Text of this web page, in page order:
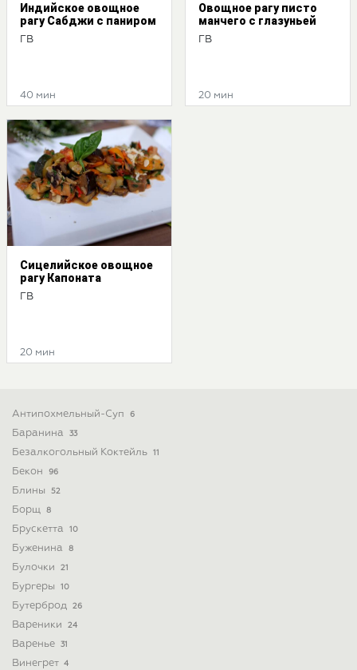
Индийское овощное
рагу Сабджи с паниром
ГВ
40 мин
Овощное рагу писто
манчего с глазуньей
ГВ
20 мин
Сицелийское овощное
рагу Капоната
ГВ
20 мин
Антипохмельный-Суп 6
Баранина 33
Безалкогольный Коктейль 11
Бекон 96
Блины 52
Борщ 8
Брускетта 10
Буженина 8
Булочки 21
Бургеры 10
Бутерброд 26
Вареники 24
Варенье 31
Винегрет 4